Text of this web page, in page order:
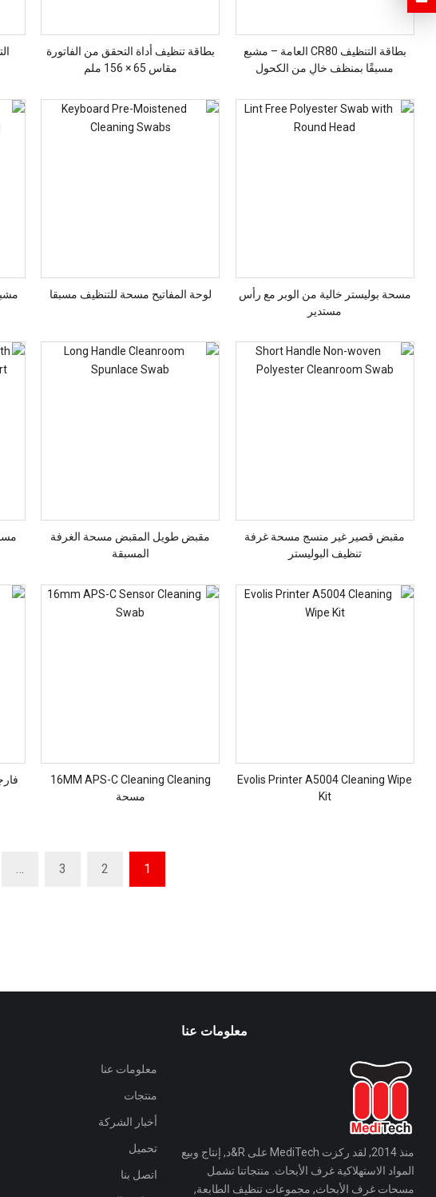
بطاقة تنظيف أداة التحقق من الفاتورة
مقاس 65 × 156 ملم
بطاقة التنظيف CR80 العامة – مشبع
مسبقًا بمنظف خالٍ من الكحول
لوحة المفاتيح مسحة للتنظيف مسبقا
مسحة بوليستر خالية من الوبر مع رأس
مستدير
مقبض طويل المقبض مسحة الغرفة
المسبقة
مقبض قصير غير منسج مسحة غرفة
تنظيف البوليستر
16MM APS-C Cleaning Cleaning
مسحة
Evolis Printer A5004 Cleaning Wipe
Kit
1
2
3
…
معلومات عنا
منذ 2014, لقد ركزت MediTech على R&د, إنتاج وبيع
المواد الاستهلاكية غرف الأبحاث. منتجاتنا تشمل
مسحات غرف الأبحاث, مجموعات تنظيف الطابعة,
معلومات عنا
منتجات
أخبار الشركة
تحميل
اتصل بنا